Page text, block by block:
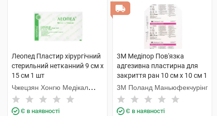
Леопед Пластир хірургічний
стерильний нетканний 9 см х
15 см 1 шт
Чжецзян Хонгю Медікал
Коммодіті
Є в наявності
3M Медіпор Пов'язка
адгезивна пластирна для
закриття ран 10 см x 10 см 1
шт
3M Поланд Маньюфекчурінг
Є в наявності